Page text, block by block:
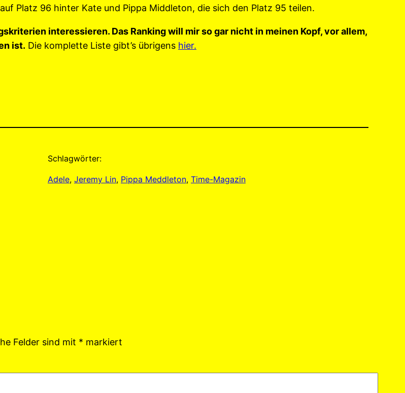
Platz 96 hinter Kate und Pippa Middleton, die sich den Platz 95 teilen.
interessieren. Das Ranking will mir so gar nicht in meinen Kopf, vor allem,
ist. Die komplette Liste gibt’s übrigens hier.
Schlagwörter:
Adele, Jeremy Lin, Pippa Meddleton, Time-Magazin
Felder sind mit * markiert